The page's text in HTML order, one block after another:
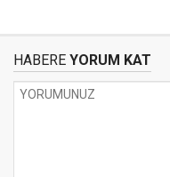
HABERE YORUM KAT